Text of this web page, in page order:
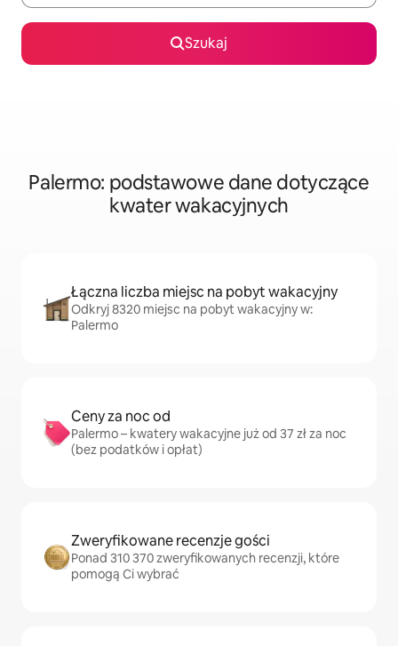
Szukaj
Palermo: podstawowe dane dotyczące
kwater wakacyjnych
Łączna liczba miejsc na pobyt wakacyjny
Odkryj 8320 miejsc na pobyt wakacyjny w:
Palermo
Ceny za noc od
Palermo – kwatery wakacyjne już od 37 zł za noc
(bez podatków i opłat)
Zweryfikowane recenzje gości
Ponad 310 370 zweryfikowanych recenzji, które
pomogą Ci wybrać